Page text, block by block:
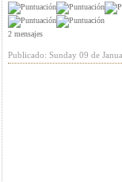
2 mensajes
Publicado: Sunday 09 de